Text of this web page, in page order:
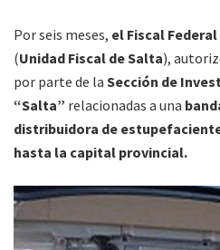
Por seis meses, el Fiscal
(Unidad Fiscal de Salta),
por parte de la Sección de
“Salta” relacionadas a una
distribuidora de
hasta la capital provincial.